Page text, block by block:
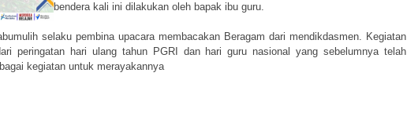
bendera kali ini dilakukan oleh bapak ibu guru.
selaku pembina upacara membacakan Beragam dari mendikdasmen. Kegiatan
peringatan hari ulang tahun PGRI dan hari guru nasional yang sebelumnya telah
kegiatan untuk merayakannya